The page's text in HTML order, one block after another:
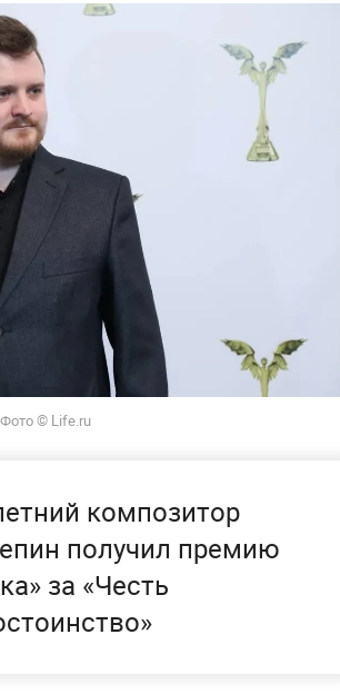
© Life.ru
композитор
получил премию
за «Честь